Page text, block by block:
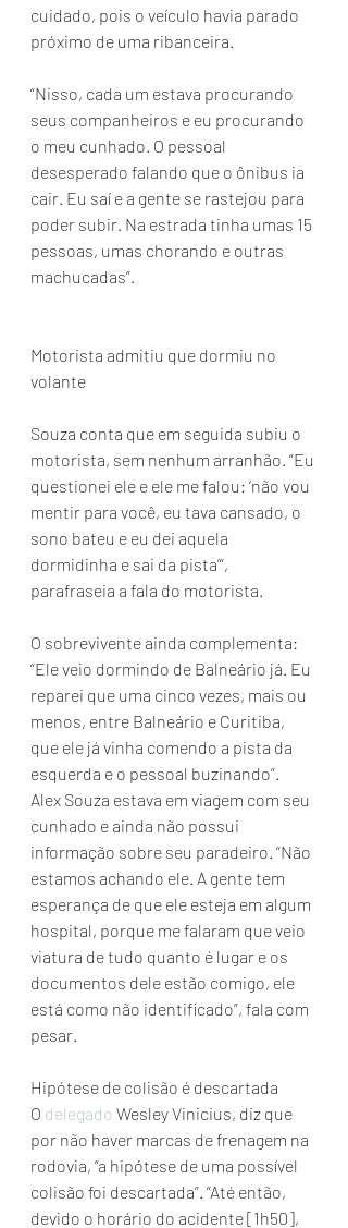
cuidado, pois o veículo havia parado
próximo de uma ribanceira.
“Nisso, cada um estava procurando
seus companheiros e eu procurando
o meu cunhado. O pessoal
desesperado falando que o ônibus ia
cair. Eu saí e a gente se rastejou para
poder subir. Na estrada tinha umas 15
pessoas, umas chorando e outras
machucadas”.
Motorista admitiu que dormiu no
volante
Souza conta que em seguida subiu o
motorista, sem nenhum arranhão. “Eu
questionei ele e ele me falou: ‘não vou
mentir para você, eu tava cansado, o
sono bateu e eu dei aquela
dormidinha e sai da pista’”,
parafraseia a fala do motorista.
O sobrevivente ainda complementa:
“Ele veio dormindo de Balneário já. Eu
reparei que uma cinco vezes, mais ou
menos, entre Balneário e Curitiba,
que ele já vinha comendo a pista da
esquerda e o pessoal buzinando”.
Alex Souza estava em viagem com seu
cunhado e ainda não possui
informação sobre seu paradeiro. “Não
estamos achando ele. A gente tem
esperança de que ele esteja em algum
hospital, porque me falaram que veio
viatura de tudo quanto é lugar e os
documentos dele estão comigo, ele
está como não identificado”, fala com
pesar.
Hipótese de colisão é descartada
O delegado Wesley Vinicius, diz que
por não haver marcas de frenagem na
rodovia, “a hipótese de uma possível
colisão foi descartada”. “Até então,
devido o horário do acidente [1h50],